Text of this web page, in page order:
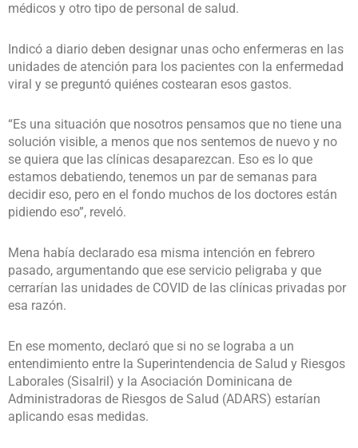
médicos y otro tipo de personal de salud.
Indicó a diario deben designar unas ocho enfermeras en las
unidades de atención para los pacientes con la enfermedad
viral y se preguntó quiénes costearan esos gastos.
“Es una situación que nosotros pensamos que no tiene una
solución visible, a menos que nos sentemos de nuevo y no
se quiera que las clínicas desaparezcan. Eso es lo que
estamos debatiendo, tenemos un par de semanas para
decidir eso, pero en el fondo muchos de los doctores están
pidiendo eso”, reveló.
Mena había declarado esa misma intención en febrero
pasado, argumentando que ese servicio peligraba y que
cerrarían las unidades de COVID de las clínicas privadas por
esa razón.
En ese momento, declaró que si no se lograba a un
entendimiento entre la Superintendencia de Salud y Riesgos
Laborales (Sisalril) y la Asociación Dominicana de
Administradoras de Riesgos de Salud (ADARS) estarían
aplicando esas medidas.